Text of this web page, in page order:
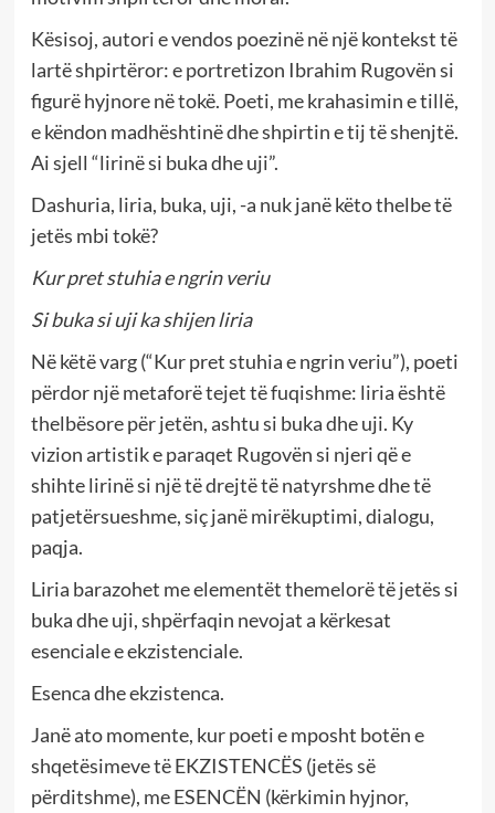
Kësisoj, autori e vendos poezinë në një kontekst të
lartë shpirtëror: e portretizon Ibrahim Rugovën si
figurë hyjnore në tokë. Poeti, me krahasimin e tillë,
e këndon madhështinë dhe shpirtin e tij të shenjtë.
Ai sjell “lirinë si buka dhe uji”.
Dashuria, liria, buka, uji, -a nuk janë këto thelbe të
jetës mbi tokë?
Kur pret stuhia e ngrin veriu
Si buka si uji ka shijen liria
Në këtë varg (“Kur pret stuhia e ngrin veriu”), poeti
përdor një metaforë tejet të fuqishme: liria është
thelbësore për jetën, ashtu si buka dhe uji. Ky
vizion artistik e paraqet Rugovën si njeri që e
shihte lirinë si një të drejtë të natyrshme dhe të
patjetërsueshme, siç janë mirëkuptimi, dialogu,
paqja.
Liria barazohet me elementët themelorë të jetës si
buka dhe uji, shpërfaqin nevojat a kërkesat
esenciale e ekzistenciale.
Esenca dhe ekzistenca.
Janë ato momente, kur poeti e mposht botën e
shqetësimeve të EKZISTENCËS (jetës së
përditshme), me ESENCËN (kërkimin hyjnor,